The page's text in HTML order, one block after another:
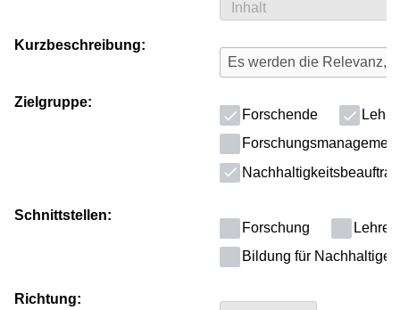
Kurzbeschreibung:
Zielgruppe:
Forschende
Forschungsmanagement
Schnittstellen:
Forschung
Lehre
Bildung für Nachhaltige
Richtung: